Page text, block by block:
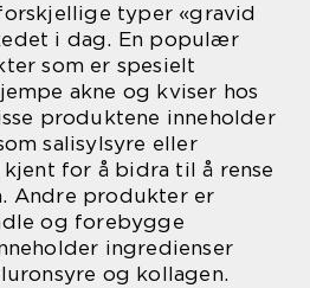
typer «gravid
i dag. En populær
som er spesielt
akne og kviser hos
produktene inneholder
salisylsyre eller
for å bidra til å rense
Andre produkter er
og forebygge
ingredienser
og kollagen.